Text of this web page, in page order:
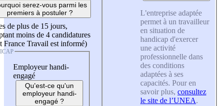
serez-vous parmi les
premiers à postuler ?
de plus de 15 jours,
moins de 4 candidatures
France Travail est informé)
Employeur handi-
engagé
Qu'est-ce qu'un
employeur handi-
engagé ?
L'entreprise adaptée
permet à un travailleur
en situation de
handicap d'exercer
une activité
professionnelle dans
des conditions
adaptées à ses
capacités. Pour en
savoir plus, consultez
le site de l’UNEA.